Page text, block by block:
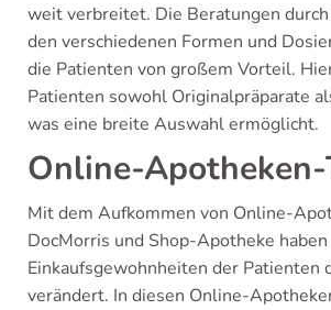
weit verbreitet. Die Beratungen
den verschiedenen Formen und
die Patienten von großem Vorteil.
Patienten sowohl Originalpräparate
was eine breite Auswahl ermöglicht.
Online-
Mit dem Aufkommen von Online-
DocMorris und Shop-Apotheke haben
Einkaufsgewohnheiten der Patienten
verändert. In diesen Online-